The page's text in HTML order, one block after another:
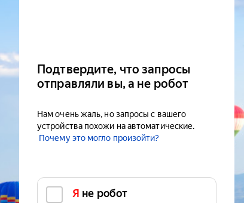
Подтвердите, что запросы
отправляли вы, а не робот
Нам очень жаль, но запросы с вашего
устройства похожи на автоматические.
Почему это могло произойти?
Я не робот